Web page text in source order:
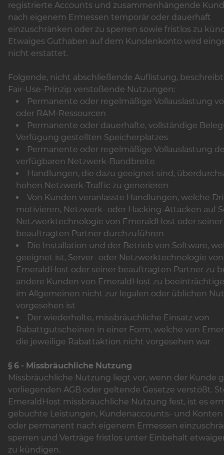
registrierte Accounts und zusammenhängende
nach eigenem Ermessen temporär oder dauerhaft
einzuschränken oder zu sperren sowie fristlos zu
Etwaiges Guthaben auf dem Kundenkonto wird
nicht erstattet.
Folgende, nicht abschließende Auflistung,
Fair-Use-Prinzip verstoßende Nutzungen:
Permanente oder regelmäßige Vollauslastung
oder RAM-Ressourcen
Permanente oder dauerhafte, vollständige
Verfügung gestellten Speicherplatzes
Permanente oder regelmäßige Vollauslastung
verfügbaren Netzwerk-Bandbreite
Handlungen, die dazu geeignet sind,
hohen Netzwerk-Traffic zu generieren
Von Kunden veranlasste Handlungen, welche
motivieren, Netzwerk- oder Hacking-Attacken auf
Netzwerktechnologie von EmeraldHost oder seiner
beauftragten Partner durchzuführen
Die Installation und der Betrieb von Software,
geeignet ist, Server- oder Netzwerktechnologie von
EmeraldHost oder seiner beauftragten Partner zu
andere Kunden von EmeraldHost zu
im Allgemeinen nicht zur legalen oder üblichen
vorgesehen ist
Der wiederholte, missbräuchliche Einsatz von
Rabattgutscheinen in einer Form, welche von
die jeweilige Rabattaktion nicht vorgesehen war
§ 6 - Missbräuchliche Nutzung
Missbräuchliche Nutzung liegt vor, wenn der Kunde
vorliegenden AGB oder geltende Gesetze verstößt.
EmeraldHost missbräuchliche Nutzung fest, ist es
gebuchte Leistungen, Kundenaccounts- und
oder permanent nach eigenem Ermessen
sperren und Verträge fristlos unter Einbehalt
zu kündigen.